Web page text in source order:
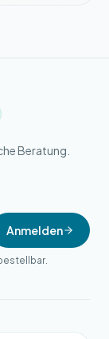
Beratung.
Anmelden